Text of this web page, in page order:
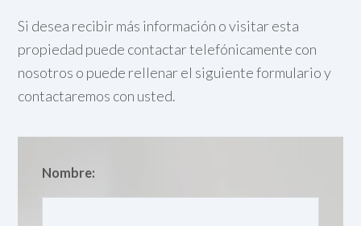
Si desea recibir más información o visitar esta
propiedad puede contactar telefónicamente con
nosotros o puede rellenar el siguiente formulario y
contactaremos con usted.
Nombre: